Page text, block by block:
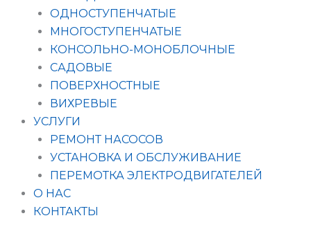
ОДНОСТУПЕНЧАТЫЕ
МНОГОСТУПЕНЧАТЫЕ
КОНСОЛЬНО-МОНОБЛОЧНЫЕ
САДОВЫЕ
ПОВЕРХНОСТНЫЕ
ВИХРЕВЫЕ
УСЛУГИ
РЕМОНТ НАСОСОВ
УСТАНОВКА И ОБСЛУЖИВАНИЕ
ПЕРЕМОТКА ЭЛЕКТРОДВИГАТЕЛЕЙ
О НАС
КОНТАКТЫ